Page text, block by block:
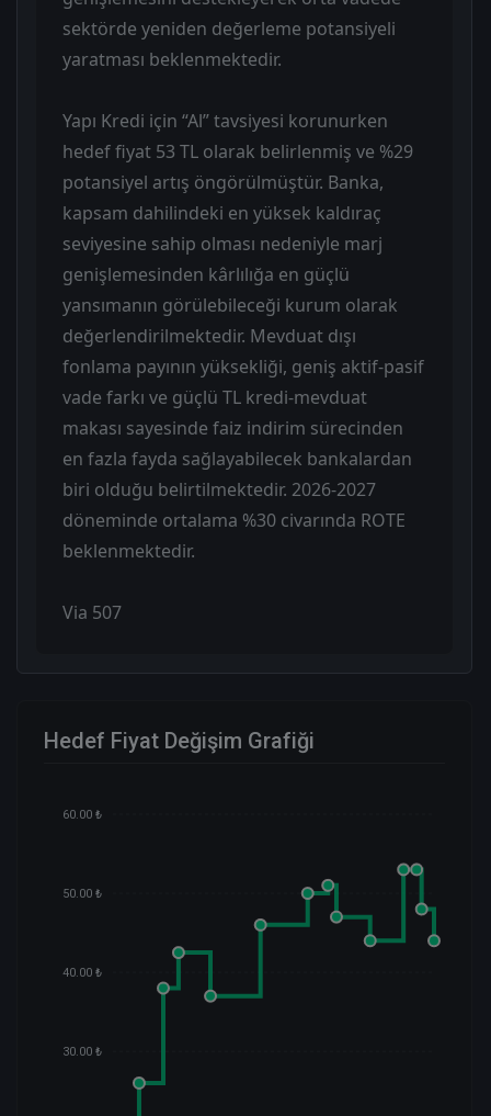
sektörde yeniden değerleme potansiyeli
yaratması beklenmektedir.
Yapı Kredi için “Al” tavsiyesi korunurken
hedef fiyat 53 TL olarak belirlenmiş ve %29
potansiyel artış öngörülmüştür. Banka,
kapsam dahilindeki en yüksek kaldıraç
seviyesine sahip olması nedeniyle marj
genişlemesinden kârlılığa en güçlü
yansımanın görülebileceği kurum olarak
değerlendirilmektedir. Mevduat dışı
fonlama payının yüksekliği, geniş aktif-pasif
vade farkı ve güçlü TL kredi-mevduat
makası sayesinde faiz indirim sürecinden
en fazla fayda sağlayabilecek bankalardan
biri olduğu belirtilmektedir. 2026-2027
döneminde ortalama %30 civarında ROTE
beklenmektedir.
Via 507
Hedef Fiyat Değişim Grafiği
60.00 ₺
50.00 ₺
40.00 ₺
30.00 ₺